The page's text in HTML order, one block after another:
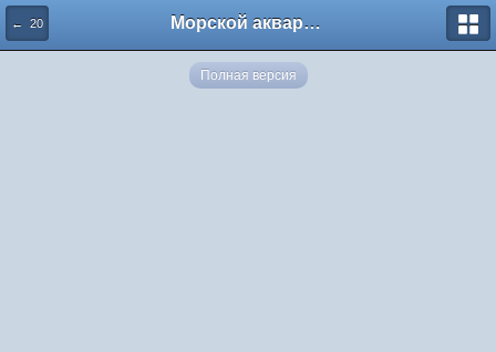
← 20 Морской аквариум. Форумы ReefCentral.ru
Полная версия